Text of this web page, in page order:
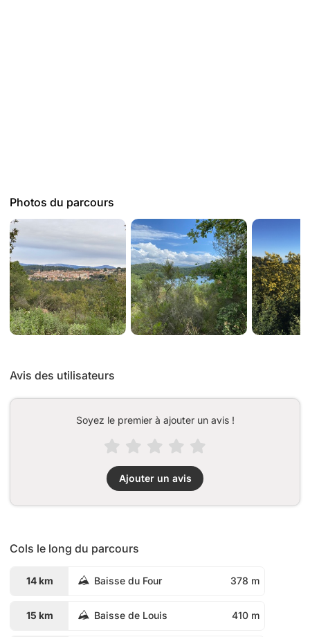
Photos du parcours
Avis des utilisateurs
Soyez le premier à ajouter un avis !
Ajouter un avis
Cols le long du parcours
14 km Baisse du Four 378 m
15 km Baisse de Louis 410 m